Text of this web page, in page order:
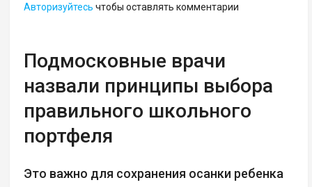
Авторизуйтесь чтобы оставлять комментарии
Подмосковные врачи
назвали принципы выбора
правильного школьного
портфеля
Это важно для сохранения осанки ребенка